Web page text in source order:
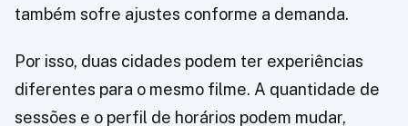
também sofre ajustes conforme a demanda.
Por isso, duas cidades podem ter experiências
diferentes para o mesmo filme. A quantidade de
sessões e o perfil de horários podem mudar,